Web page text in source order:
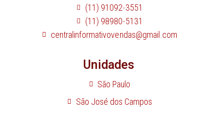
(11) 91092-3551
(11) 98980-5131
centralinformativovendas@gmail.com
Unidades
São Paulo
São José dos Campos